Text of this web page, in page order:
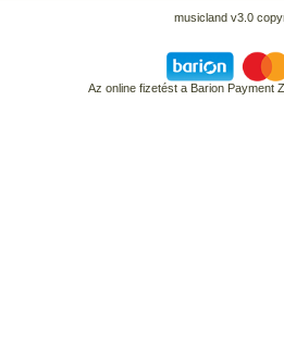
musicland v3.0
Az online fizetést a Barion Payment